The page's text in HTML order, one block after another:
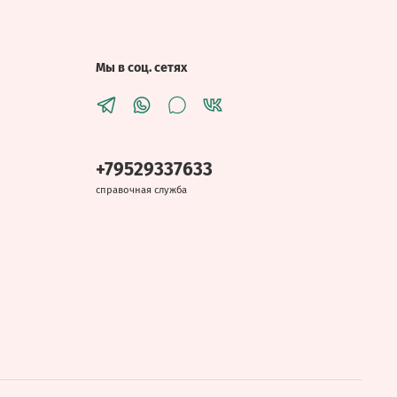
Мы в соц. сетях
+79529337633
справочная служба